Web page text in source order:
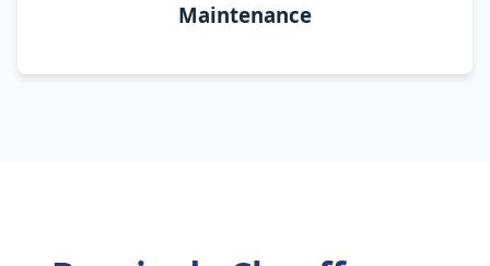
Maintenance